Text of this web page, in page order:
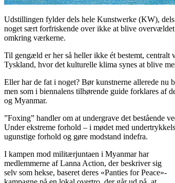
Udstillingen fylder dels hele Kunstwerke (KW),
noget sært forfriskende over ikke at blive
omkring værkerne.
Til gengæld er her så heller ikke ét bestemt,
Tyskland, hvor det kulturelle klima synes at blive
Eller har de fat i noget? Bør kunstnerne allerede
men som i biennalens tilhørende guide forklares af
og Myanmar.
”Foxing” handler om at undergrave det bestående
Under ekstreme forhold – i mødet med
ugunstige forhold og gøre modstand indefra.
I kampen mod militærjuntaen i Myanmar har
medlemmerne af Lanna Action, der beskriver sig
selv som hekse, baseret deres «Panties for Peace»-